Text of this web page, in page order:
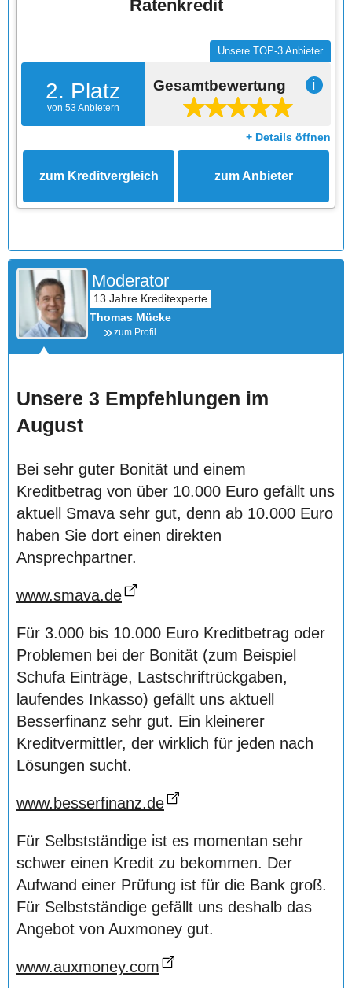
Ratenkredit
2. Platz
von 53 Anbietern
Unsere TOP-3 Anbieter
Gesamtbewertung ℹ
+ Details öffnen
zum Kreditvergleich zum Anbieter
Moderator
Thomas Mücke
zum Profil
Unsere 3 Empfehlungen im
August
Bei sehr guter Bonität und einem
Kreditbetrag von über 10.000 Euro gefällt uns
aktuell Smava sehr gut, denn ab 10.000 Euro
haben Sie dort einen direkten
Ansprechpartner.
www.smava.de
Für 3.000 bis 10.000 Euro Kreditbetrag oder
Problemen bei der Bonität (zum Beispiel
Schufa Einträge, Lastschriftrückgaben,
laufendes Inkasso) gefällt uns aktuell
Besserfinanz sehr gut. Ein kleinerer
Kreditvermittler, der wirklich für jeden nach
Lösungen sucht.
www.besserfinanz.de
Für Selbstständige ist es momentan sehr
schwer einen Kredit zu bekommen. Der
Aufwand einer Prüfung ist für die Bank groß.
Für Selbstständige gefällt uns deshalb das
Angebot von Auxmoney gut.
www.auxmoney.com